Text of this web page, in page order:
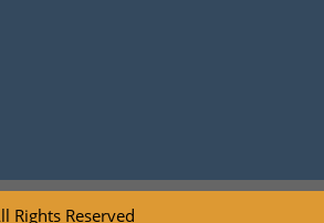
Rights Reserved